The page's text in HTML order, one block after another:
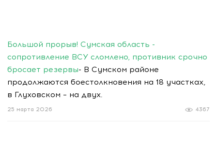
Большой прорыв! Сумская область -
сопротивление ВСУ сломлено, противник срочно
бросает резервы- В Сумском районе
продолжаются боестолкновения на 18 участках,
в Глуховском – на двух.
4367
25 марта 2026